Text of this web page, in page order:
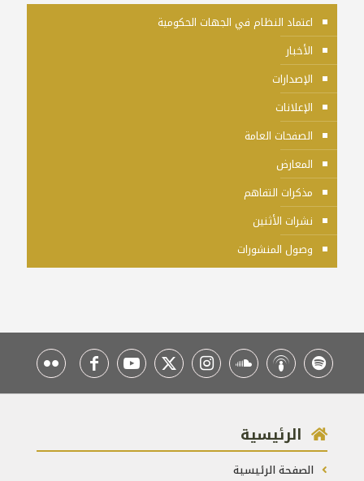
اعتماد النظام في الجهات الحكومية
الأخبار
الإصدارات
الإعلانات
الصفحات العامة
المعارض
مذكرات التفاهم
نشرات الأثنين
وصول المنشورات
الرئيسية
الصفحة الرئيسية